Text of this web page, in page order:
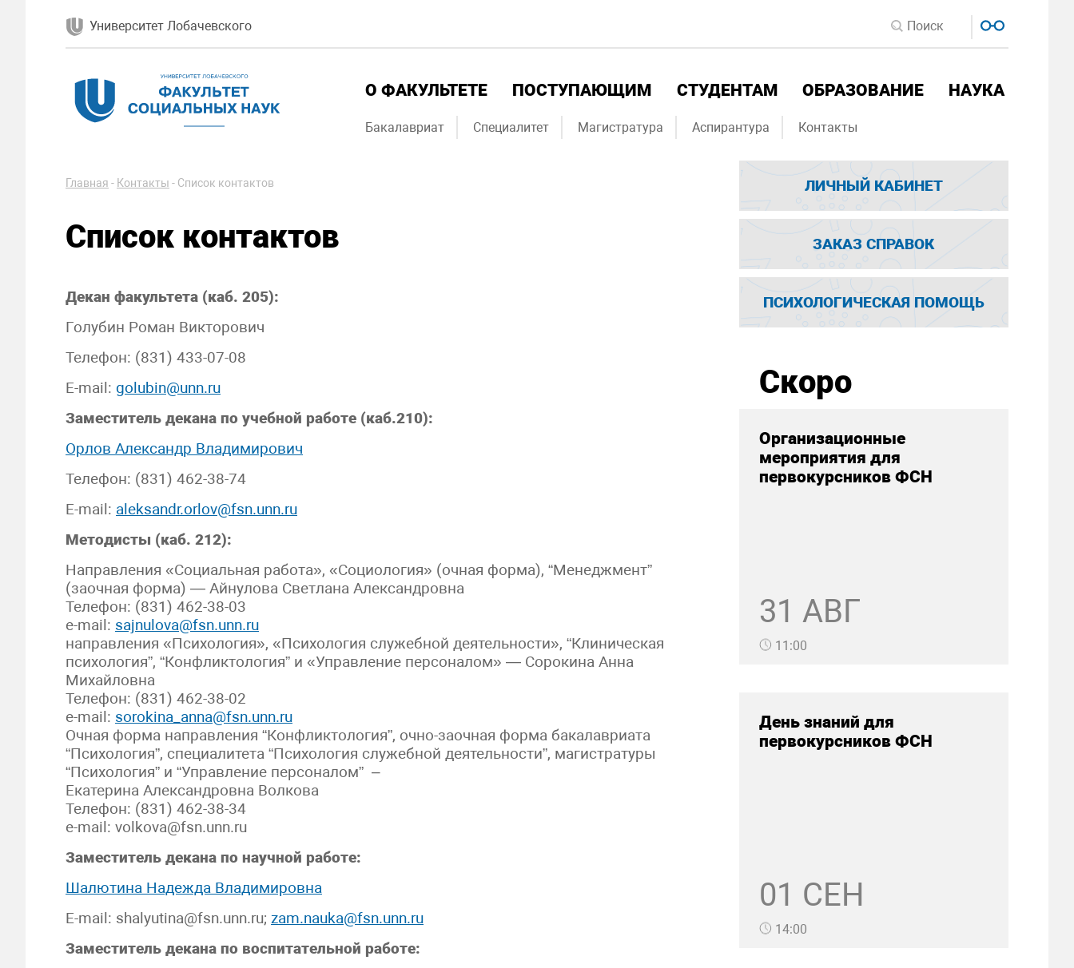
Университет Лобачевского
О ФАКУЛЬТЕТЕ ПОСТУПАЮЩИМ СТУДЕНТАМ ОБРАЗОВАНИЕ НАУКА
Бакалавриат Специалитет Магистратура Аспирантура Контакты
Главная - Контакты - Список контактов
Список контактов
Декан факультета (каб. 205):
Голубин Роман Викторович
Телефон: (831) 433-07-08
E-mail: golubin@unn.ru
Заместитель декана по учебной работе (каб.210):
Орлов Александр Владимирович
Телефон: (831) 462-38-74
E-mail: aleksandr.orlov@fsn.unn.ru
Методисты (каб. 212):
Направления «Социальная работа», «Социология» (очная форма), “Менеджмент”
(заочная форма) — Айнулова Светлана Александровна
Телефон: (831) 462-38-03
e-mail: sajnulova@fsn.unn.ru
направления «Психология», «Психология служебной деятельности», “Клиническая
психология”, “Конфликтология” и «Управление персоналом» — Сорокина Анна
Михайловна
Телефон: (831) 462-38-02
e-mail: sorokina_anna@fsn.unn.ru
Очная форма направления “Конфликтология”, очно-заочная форма бакалавриата
“Психология”, специалитета “Психология служебной деятельности”, магистратуры
“Психология” и “Управление персоналом” –
Екатерина Александровна Волкова
Телефон: (831) 462-38-34
e-mail: volkova@fsn.unn.ru
Заместитель декана по научной работе:
Шалютина Надежда Владимировна
E-mail: shalyutina@fsn.unn.ru; zam.nauka@fsn.unn.ru
Заместитель декана по воспитательной работе:
ЛИЧНЫЙ КАБИНЕТ
ЗАКАЗ СПРАВОК
ПСИХОЛОГИЧЕСКАЯ ПОМОЩЬ
Скоро
Организационные
мероприятия для
первокурсников ФСН
31 АВГ
11:00
День знаний для
первокурсников ФСН
01 СЕН
14:00